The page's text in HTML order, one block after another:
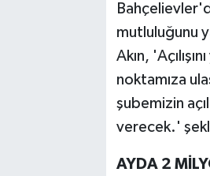
mutluluğunu
Akın,
noktamıza
şubemizin
verecek.'
AYDA 2